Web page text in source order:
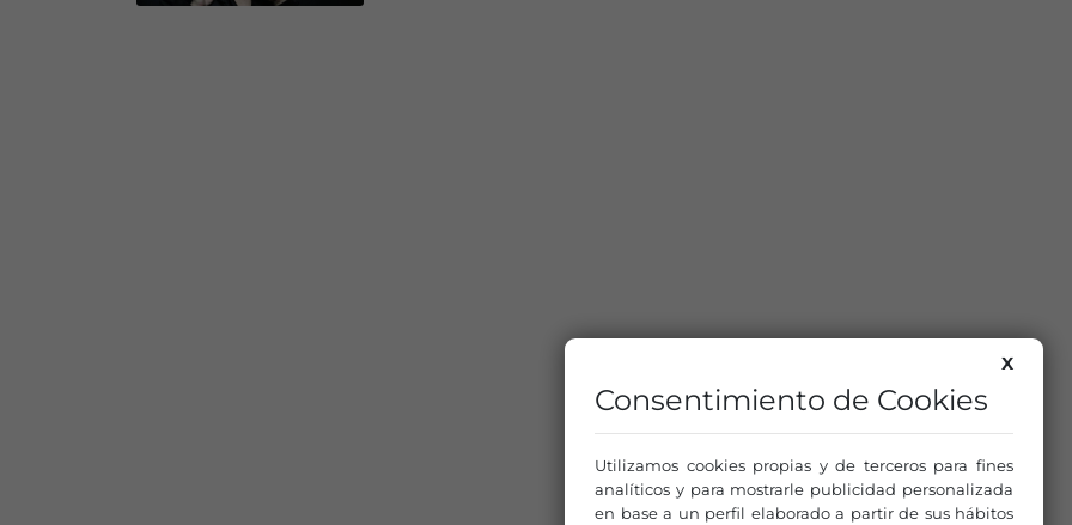
X
Consentimiento de Cookies
Utilizamos cookies propias y de terceros para fines
analíticos y para mostrarle publicidad personalizada
en base a un perfil elaborado a partir de sus hábitos